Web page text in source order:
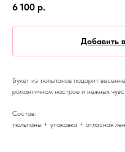
6 100 р.
Добавить
Букет из тюльпанов подарит
романтичном настрое и нежных
Состав:
тюльпаны + упаковка + атласная